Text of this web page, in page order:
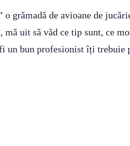
grămadă de avioane de
uit să văd ce tip sunt, ce
un bun profesionist îți trebuie